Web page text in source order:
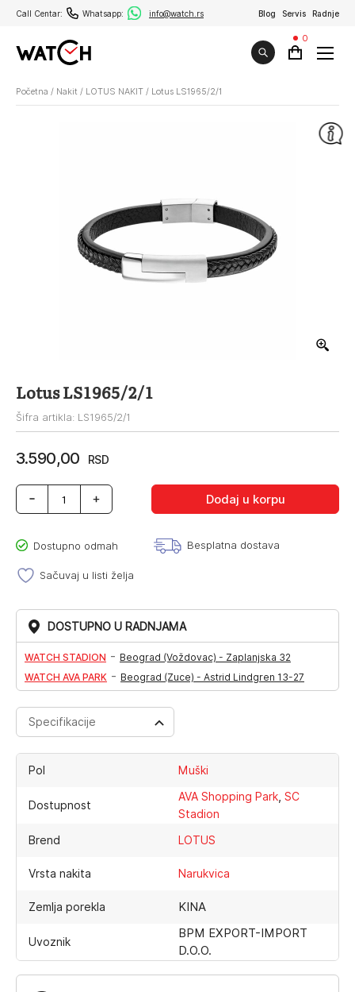
Call Centar: Whatsapp: info@watch.rs Blog Servis Radnje
0
Početna / Nakit / LOTUS NAKIT / Lotus LS1965/2/1
Lotus LS1965/2/1
Šifra artikla: LS1965/2/1
3.590,00 RSD
Lotus
LS1965/2/1
Dodaj u korpu
Dostupno odmah Besplatna dostava
Sačuvaj u listi želja
DOSTUPNO U RADNJAMA
WATCH STADION - Beograd (Voždovac) - Zaplanjska 32
WATCH AVA PARK - Beograd (Zuce) - Astrid Lindgren 13-27
Specifikacije
Pol Muški
Dostupnost
AVA Shopping Park, SC
Stadion
Brend LOTUS
Vrsta nakita Narukvica
Zemlja porekla KINA
Uvoznik
BPM EXPORT-IMPORT
D.O.O.